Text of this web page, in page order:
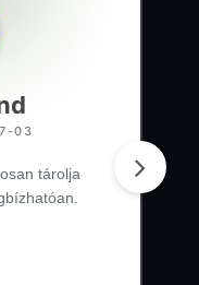
03
tárolja